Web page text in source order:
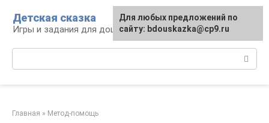
контенту
Детская сказка
Игры и задания для дошкольников
Главная » Метод-помощь
Для любых предложений по
сайту: bdouskazka@cp9.ru